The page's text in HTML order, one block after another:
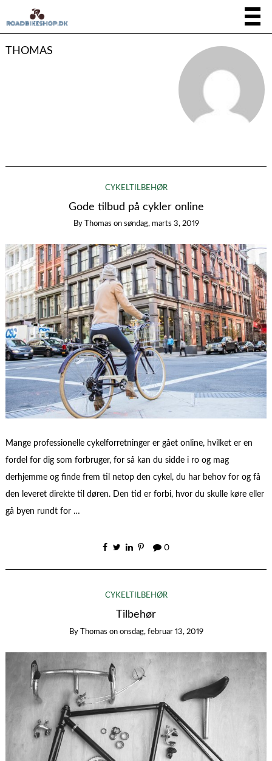
THOMAS
CYKELTILBEHØR
Gode tilbud på cykler online
By Thomas on søndag, marts 3, 2019
Mange professionelle cykelforretninger er gået online, hvilket er en
fordel for dig som forbruger, for så kan du sidde i ro og mag
derhjemme og finde frem til netop den cykel, du har behov for og få
den leveret direkte til døren. Den tid er forbi, hvor du skulle køre eller
gå byen rundt for …
0
CYKELTILBEHØR
Tilbehør
By Thomas on onsdag, februar 13, 2019